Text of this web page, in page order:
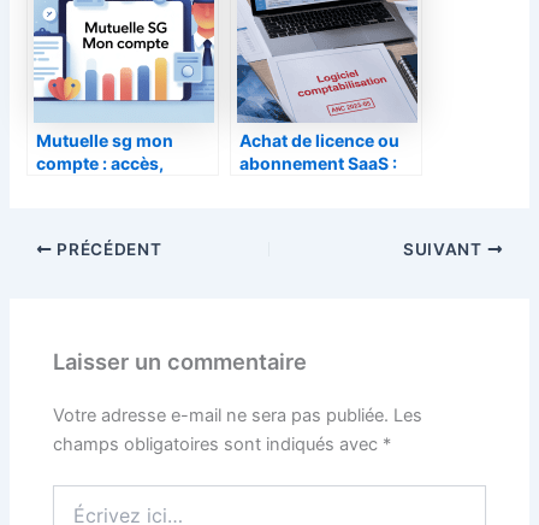
Mutuelle sg mon
compte : accès,
Achat de licence ou
abonnement SaaS :
PRÉCÉDENT SUIVANT
Laisser un commentaire
Votre adresse e-mail ne sera pas publiée. Les
champs obligatoires sont indiqués avec *
ici…